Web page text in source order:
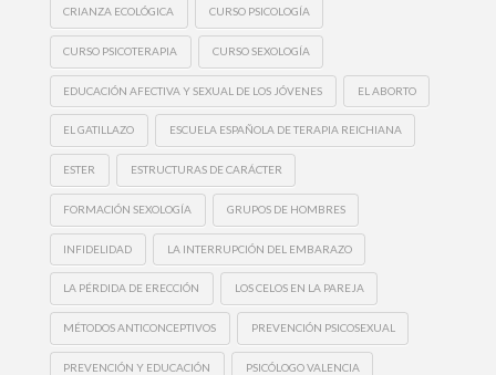
CRIANZA ECOLÓGICA CURSO PSICOLOGÍA
CURSO PSICOTERAPIA CURSO SEXOLOGÍA
EDUCACIÓN AFECTIVA Y SEXUAL DE LOS JÓVENES EL ABORTO
EL GATILLAZO ESCUELA ESPAÑOLA DE TERAPIA REICHIANA
ESTER ESTRUCTURAS DE CARÁCTER
FORMACIÓN SEXOLOGÍA GRUPOS DE HOMBRES
INFIDELIDAD LA INTERRUPCIÓN DEL EMBARAZO
LA PÉRDIDA DE ERECCIÓN LOS CELOS EN LA PAREJA
MÉTODOS ANTICONCEPTIVOS PREVENCIÓN PSICOSEXUAL
PREVENCIÓN Y EDUCACIÓN PSICÓLOGO VALENCIA